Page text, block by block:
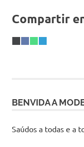
Compartir
Share
X Share
Facebook
Share
WhatsApp
Share
Telegram
BENVIDA A
Saúdos a todas e a